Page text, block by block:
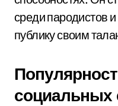
среди пародистов
публику своим
социальных